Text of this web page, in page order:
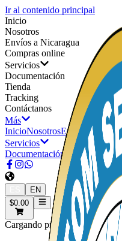
Ir al contenido principal
Inicio
Nosotros
Envíos a Nicaragua
Compras online
Servicios
Documentación
Tienda
Tracking
Contáctanos
Más
InicioNosotrosEnvíos a
Servicios
Documentación
Tienda
EN
$0.00
Cargando producto. Loading